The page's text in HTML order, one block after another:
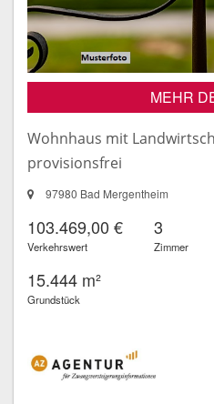
MEHR
Wohnhaus mit
provisionsfrei
97980 Bad Mergentheim
103.469,00 €
Verkehrswert
3
Zimmer
15.444 m²
Grundstück